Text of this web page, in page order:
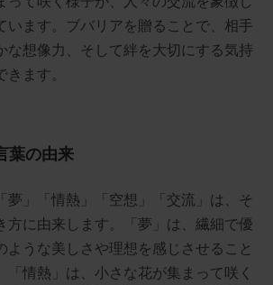
います。ブバリアを贈ることで、相手
な想像力、そして絆を大切にする気持
ます。
葉の由来
夢」「情熱」「空想」「交流」は、そ
方に由来します。「夢」は、繊細で優
ような美しさや理想を感じさせること
「情熱」は、小さな花が集まって咲く